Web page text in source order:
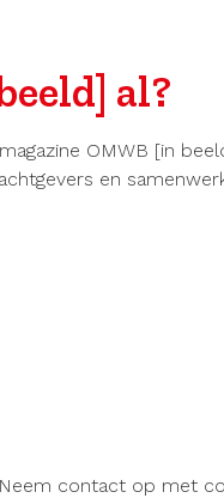
al?
OMWB [in
en
contact op met